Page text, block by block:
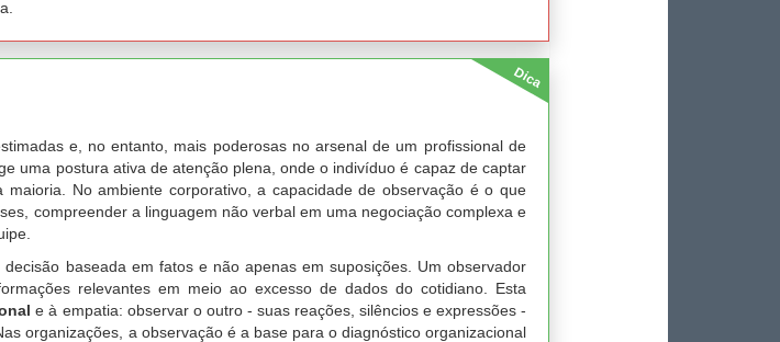
Dica
e, no entanto, mais poderosas no arsenal de um profissional de
uma postura ativa de atenção plena, onde o indivíduo é capaz de captar
No ambiente corporativo, a capacidade de observação é o que
compreender a linguagem não verbal em uma negociação complexa e
baseada em fatos e não apenas em suposições. Um observador
relevantes em meio ao excesso de dados do cotidiano. Esta
e à empatia: observar o outro - suas reações, silêncios e expressões -
organizações, a observação é a base para o diagnóstico organizacional